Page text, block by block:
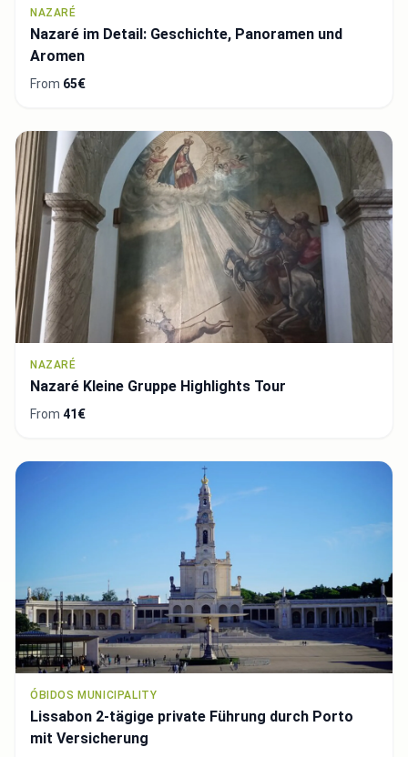
NAZARÉ
Nazaré im Detail: Geschichte, Panoramen und
Aromen
From 65€
NAZARÉ
Nazaré Kleine Gruppe Highlights Tour
From 41€
ÓBIDOS MUNICIPALITY
Lissabon 2-tägige private Führung durch Porto
mit Versicherung